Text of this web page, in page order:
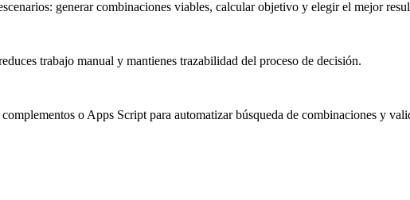
generar combinaciones viables, calcular objetivo y elegir el mejor
trabajo manual y mantienes trazabilidad del proceso de decisión.
o Apps Script para automatizar búsqueda de combinaciones y